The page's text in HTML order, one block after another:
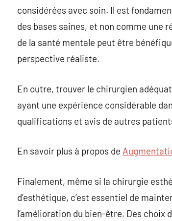
considérées avec soin. Il est
des bases saines, et non comme une
de la santé mentale peut être
perspective réaliste.
En outre, trouver le chirurgien
ayant une expérience considérable
qualifications et avis de autres
En savoir plus à propos de
Finalement, même si la chirurgie
d’esthétique, c’est essentiel de
l’amélioration du bien-être. Des